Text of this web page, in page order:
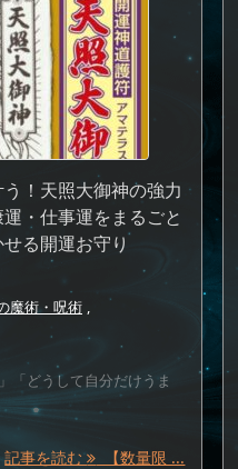
！天照大御神の強力
・仕事運をまるごと
る開運お守り
魔術・呪術 ,
「どうして自分だけうま
記事を読む 【数量限 ...